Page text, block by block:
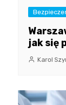
jak się
Karol